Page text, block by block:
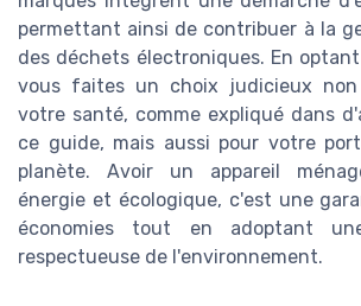
permettant ainsi de contribuer à la
des déchets électroniques. En
vous faites un choix judicieux non
votre santé, comme expliqué dans
ce guide, mais aussi pour votre
planète. Avoir un appareil
énergie et écologique, c'est une
économies tout en adoptant
respectueuse de l'environnement.